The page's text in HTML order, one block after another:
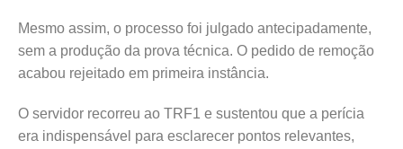
Mesmo assim, o processo foi julgado antecipadamente,
sem a produção da prova técnica. O pedido de remoção
acabou rejeitado em primeira instância.
O servidor recorreu ao TRF1 e sustentou que a perícia
era indispensável para esclarecer pontos relevantes,